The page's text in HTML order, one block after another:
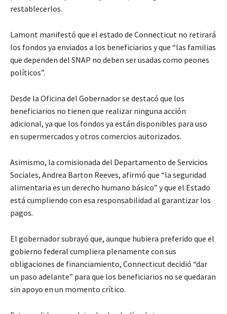
restablecerlos.
Lamont manifestó que el estado de Connecticut no retirará
los fondos ya enviados a los beneficiarios y que “las familias
que dependen del SNAP no deben ser usadas como peones
políticos”.
Desde la Oficina del Gobernador se destacó que los
beneficiarios no tienen que realizar ninguna acción
adicional, ya que los fondos ya están disponibles para uso
en supermercados y otros comercios autorizados.
Asimismo, la comisionada del Departamento de Servicios
Sociales, Andrea Barton Reeves, afirmó que “la seguridad
alimentaria es un derecho humano básico” y que el Estado
está cumpliendo con esa responsabilidad al garantizar los
pagos.
El gobernador subrayó que, aunque hubiera preferido que el
gobierno federal cumpliera plenamente con sus
obligaciones de financiamiento, Connecticut decidió “dar
un paso adelante” para que los beneficiarios no se quedaran
sin apoyo en un momento crítico.